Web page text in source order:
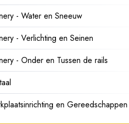
- Water en Sneeuw
- Verlichting en Seinen
- Onder en Tussen de rails
en Gereedschappen